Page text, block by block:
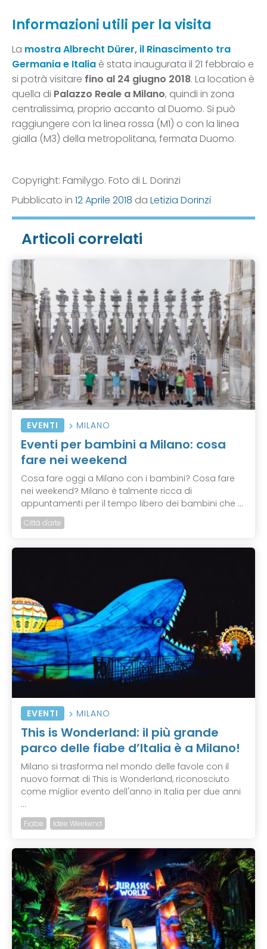
Informazioni utili per la visita
La mostra Albrecht Dürer, il Rinascimento tra
Germania e Italia è stata inaugurata il 21 febbraio e
si potrà visitare fino al 24 giugno 2018. La location è
quella di Palazzo Reale a Milano, quindi in zona
centralissima, proprio accanto al Duomo. Si può
raggiungere con la linea rossa (M1) o con la linea
gialla (M3) della metropolitana, fermata Duomo.
Copyright: Familygo. Foto di L. Dorinzi
Pubblicato in 12 Aprile 2018 da Letizia Dorinzi
Articoli correlati
EVENTI MILANO
Eventi per bambini a Milano: cosa
fare nei weekend
Cosa fare oggi a Milano con i bambini? Cosa fare
nei weekend? Milano è talmente ricca di
appuntamenti per il tempo libero dei bambini che ...
Città d'arte
EVENTI MILANO
This is Wonderland: il più grande
parco delle fiabe d’Italia è a Milano!
Milano si trasforma nel mondo delle favole con il
nuovo format di This is Wonderland, riconosciuto
come miglior evento dell'anno in Italia per due anni
...
Fiabe Idee Weekend